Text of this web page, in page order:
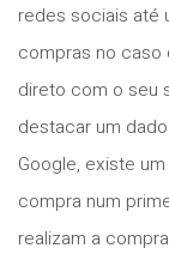
redes sociais até
compras no
direto com o seu
destacar um
Google, existe
compra num
realizam a